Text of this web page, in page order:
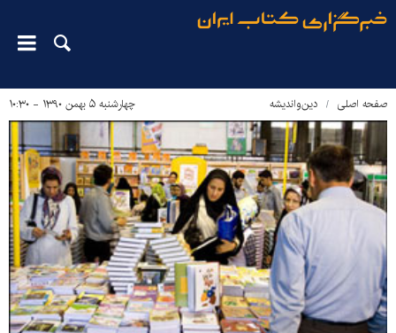
صفحه اصلی دین‌واندیشه چهارشنبه ۵ بهمن ۱۳۹۰ - ۱۰:۳۰